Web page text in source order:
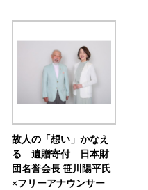
故人の「想い」かなえ
る 遺贈寄付 日本財
団名誉会長 笹川陽平氏
×フリーアナウンサー